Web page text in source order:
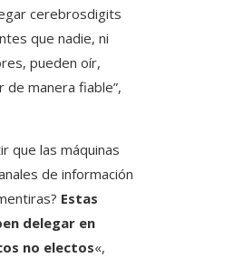
cerebrosdigits
que nadie, ni
pueden oír,
manera fiable”,
que las máquinas
de información
Estas
delegar en
no electos«,